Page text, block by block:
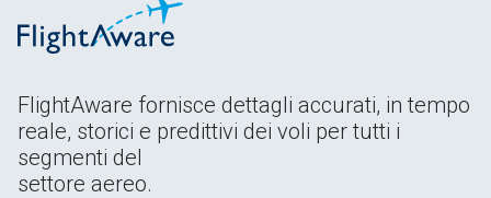
FlightAware fornisce dettagli accurati, in tempo
reale, storici e predittivi dei voli per tutti i
segmenti del
settore aereo.